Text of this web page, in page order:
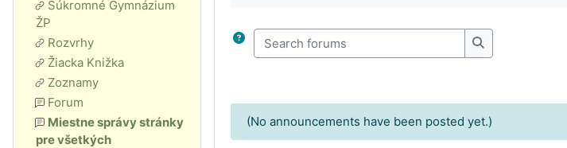
Search forums
Search forums
(No announcements have been posted yet.)
Súkromné Gymnázium
ŽP
Rozvrhy
Žiacka Knižka
Zoznamy
Forum
Miestne správy stránky
pre všetkých